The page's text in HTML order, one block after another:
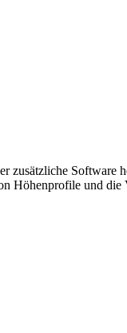
zusätzliche Software
Höhenprofile und